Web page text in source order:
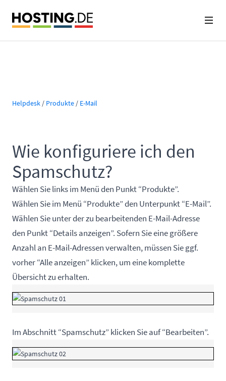
Helpdesk / Produkte / E-Mail
Wie konfiguriere ich den
Spamschutz?
Wählen Sie links im Menü den Punkt “Produkte”.
Wählen Sie im Menü “Produkte” den Unterpunkt “E-Mail”.
Wählen Sie unter der zu bearbeitenden E-Mail-Adresse
den Punkt “Details anzeigen”. Sofern Sie eine größere
Anzahl an E-Mail-Adressen verwalten, müssen Sie ggf.
vorher “Alle anzeigen” klicken, um eine komplette
Übersicht zu erhalten.
Im Abschnitt “Spamschutz” klicken Sie auf “Bearbeiten”.